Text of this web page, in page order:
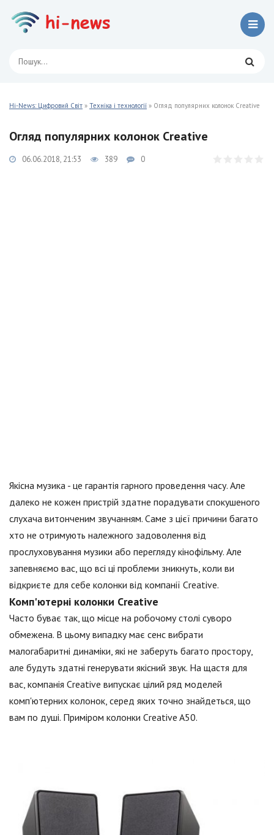
Hi-News: Цифровий Світ » Техніка і технології » Огляд популярних колонок Creative
Огляд популярних колонок Creative
06.06.2018, 21:53 389 0
Якісна музика - це гарантія гарного проведення часу. Але
далеко не кожен пристрій здатне порадувати спокушеного
слухача витонченим звучанням. Саме з цієї причини багато
хто не отримують належного задоволення від
прослуховування музики або перегляду кінофільму. Але
запевняємо вас, що всі ці проблеми зникнуть, коли ви
відкриєте для себе колонки від компанії Creative.
Комп'ютерні колонки Creative
Часто буває так, що місце на робочому столі суворо
обмежена. В цьому випадку має сенс вибрати
малогабаритні динаміки, які не заберуть багато простору,
але будуть здатні генерувати якісний звук. На щастя для
вас, компанія Creative випускає цілий ряд моделей
комп'ютерних колонок, серед яких точно знайдеться, що
вам по душі. Приміром колонки Creative A50.